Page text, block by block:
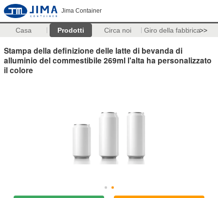
Jima Container
Casa Prodotti Circa noi Giro della fabbrica>>
Stampa della definizione delle latte di bevanda di
alluminio del commestibile 269ml l'alta ha personalizzato
il colore